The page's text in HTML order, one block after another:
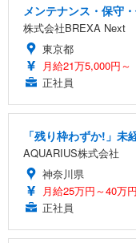
メンテナンス・保守
株式会社BREXA Next
東京都
月給21万5,000円～
正社員
「残り枠わずか!」
AQUARIUS株式会社
神奈川県
月給25万円～40万円
正社員